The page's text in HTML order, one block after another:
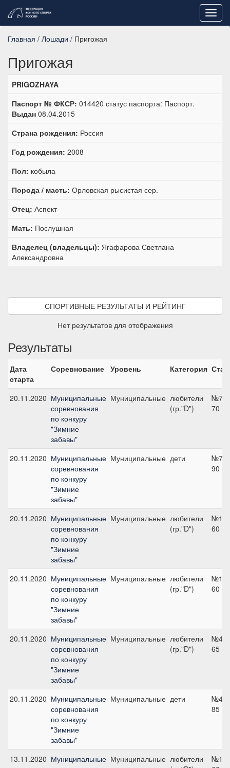
Главная / Лошади / Пригожая
Пригожая
PRIGOZHAYA
Паспорт № ФКСР: 014420 статус паспорта: Паспорт.
Выдан 08.04.2015
Страна рождения: Россия
Год рождения: 2008
Пол: кобыла
Порода / масть: Орловская рысистая сер.
Отец: Аспект
Мать: Послушная
Владелец (владельцы): Ягафарова Светлана
Александровна
СПОРТИВНЫЕ РЕЗУЛЬТАТЫ И РЕЙТИНГ
Нет результатов для отображения
Результаты
Дата
старта
Соревнование Уровень Категория
20.11.2020 Муниципальные
соревнования
по конкуру
"Зимние
забавы"
Муниципальные любители
(гр."D")
№7,
70 см
20.11.2020 Муниципальные
соревнования
по конкуру
"Зимние
забавы"
Муниципальные дети
№7,
90 см
20.11.2020 Муниципальные
соревнования
по конкуру
"Зимние
забавы"
Муниципальные любители
(гр."D")
№1,
60 см
20.11.2020 Муниципальные
соревнования
по конкуру
"Зимние
забавы"
Муниципальные любители
(гр."D")
№1,
60 см
20.11.2020 Муниципальные
соревнования
по конкуру
"Зимние
забавы"
Муниципальные любители
(гр."D")
№4,
65 см
20.11.2020 Муниципальные
соревнования
по конкуру
"Зимние
забавы"
Муниципальные дети
№4,
85 см
13.11.2020 Муниципальные Муниципальные любители
№1,